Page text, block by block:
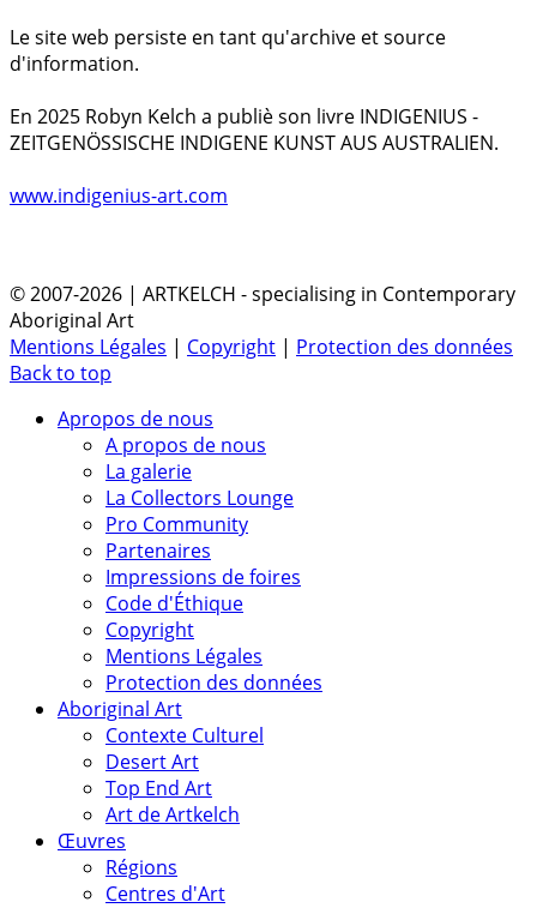
Le site web persiste en tant qu'archive et source
d'information.
En 2025 Robyn Kelch a publiè son livre INDIGENIUS -
ZEITGENÖSSISCHE INDIGENE KUNST AUS AUSTRALIEN.
www.indigenius-art.com
© 2007-2026 | ARTKELCH - specialising in Contemporary
Aboriginal Art
Mentions Légales | Copyright | Protection des données
Back to top
Apropos de nous
A propos de nous
La galerie
La Collectors Lounge
Pro Community
Partenaires
Impressions de foires
Code d'Éthique
Copyright
Mentions Légales
Protection des données
Aboriginal Art
Contexte Culturel
Desert Art
Top End Art
Art de Artkelch
Œuvres
Régions
Centres d'Art